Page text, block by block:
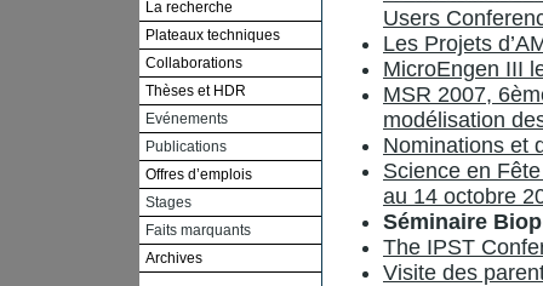
La recherche
Plateaux techniques
Collaborations
Thèses et HDR
Evénements
Publications
Offres d’emplois
Stages
Faits marquants
Archives
Users
Les Projets
MicroEngen III
MSR 2007,
modélisation
Nominations et
Science en
au 14 octobre
Séminaire
The IPST
Visite des